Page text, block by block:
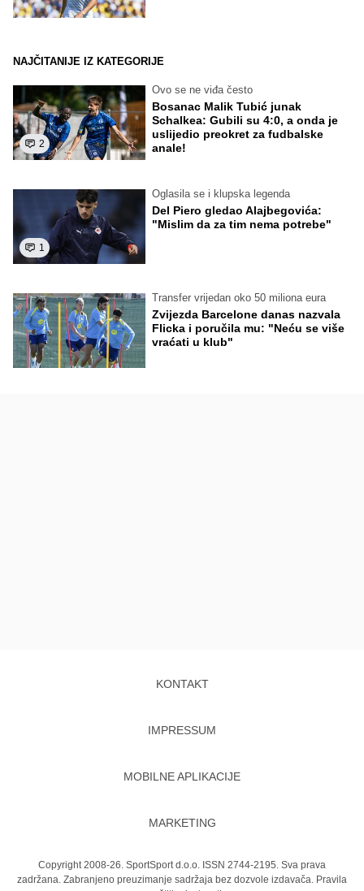
NAJČITANIJE IZ KATEGORIJE
2
Ovo se ne viđa često
Bosanac Malik Tubić junak
Schalkea: Gubili su 4:0, a onda je
uslijedio preokret za fudbalske
anale!
1
Oglasila se i klupska legenda
Del Piero gledao Alajbegovića:
"Mislim da za tim nema potrebe"
Transfer vrijedan oko 50 miliona eura
Zvijezda Barcelone danas nazvala
Flicka i poručila mu: "Neću se više
vraćati u klub"
KONTAKT
IMPRESSUM
MOBILNE APLIKACIJE
MARKETING
Copyright 2008-26. SportSport d.o.o. ISSN 2744-2195. Sva prava
zadržana. Zabranjeno preuzimanje sadržaja bez dozvole izdavača. Pravila